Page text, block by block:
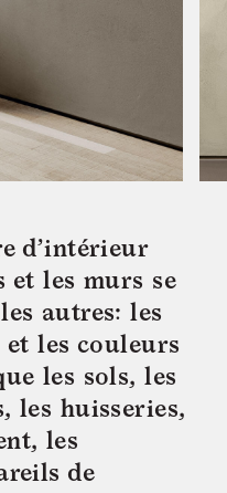
d’intérieur
et les murs se
autres: les
et les couleurs
les sols, les
les huisseries,
les
de